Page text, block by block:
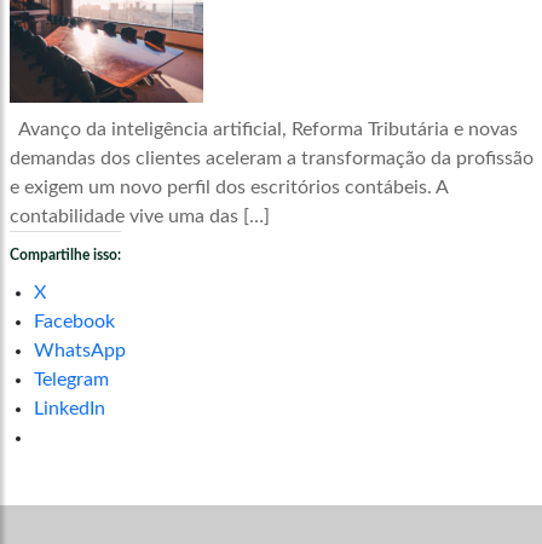
Avanço da inteligência artificial, Reforma Tributária e novas
demandas dos clientes aceleram a transformação da profissão
e exigem um novo perfil dos escritórios contábeis. A
contabilidade vive uma das […]
Compartilhe isso:
X
Facebook
WhatsApp
Telegram
LinkedIn